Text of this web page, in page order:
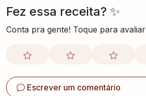
Fez essa receita? ✨
Conta pra gente! Toque para avaliar
Escrever um comentário